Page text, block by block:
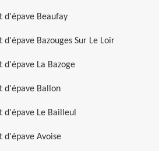
d'épave Beaufay
d'épave Bazouges Sur Le Loir
d'épave La Bazoge
d'épave Ballon
d'épave Le Bailleul
d'épave Avoise